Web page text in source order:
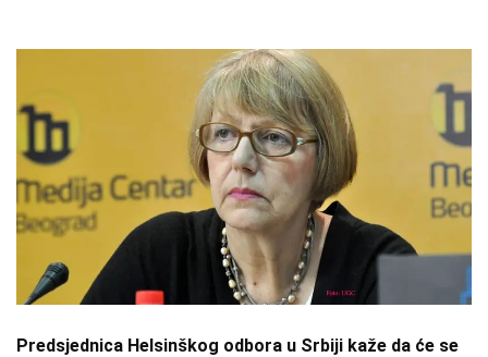
Predsjednica Helsinškog odbora u Srbiji kaže da će se